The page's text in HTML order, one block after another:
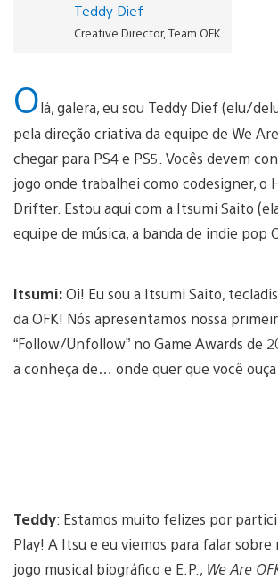
Teddy Dief
Creative Director, Team OFK
Olá, galera, eu sou Teddy Dief (elu/
pela direção criativa da equipe de We
chegar para PS4 e PS5. Vocês devem
jogo onde trabalhei como codesigner, o
Drifter. Estou aqui com a Itsumi Saito
equipe de música, a banda de indie pop
Itsumi:Oi! Eu sou a Itsumi Saito,
da OFK! Nós apresentamos nossa
“Follow/Unfollow” no Game Awards de
a conheça de… onde quer que você ouça
Teddy: Estamos muito felizes por
Play! A Itsu e eu viemos para falar sobre
jogo musical biográfico e E.P., We Are